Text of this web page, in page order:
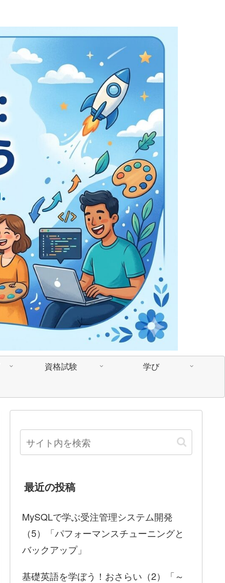
資格試験
学び
最近の投稿
MySQLで学ぶ受注管理システム開発
（5）「パフォーマンスチューニングと
バックアップ」
基礎英語を学ぼう！おさらい（2）「～